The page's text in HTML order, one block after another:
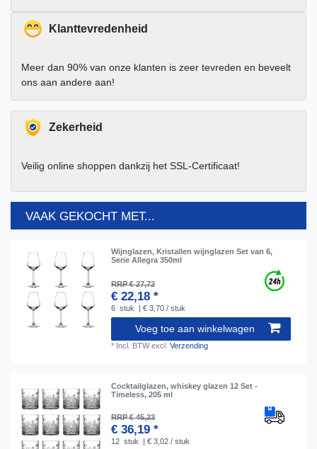
Klanttevredenheid
Meer dan 90% van onze klanten is zeer tevreden en beveelt
ons aan andere aan!
Zekerheid
Veilig online shoppen dankzij het SSL-Certificaat!
VAAK GEKOCHT MET...
Wijnglazen, Kristallen wijnglazen Set van 6,
Serie Allegra 350ml
RRP € 27,72
€ 22,18 *
6 stuk | € 3,70 / stuk
Voeg toe aan winkelwagen
* Incl. BTWexcl.Verzending
Cocktailglazen, whiskey glazen 12 Set -
Timeless, 205 ml
RRP € 45,23
€ 36,19 *
12 stuk | € 3,02 / stuk